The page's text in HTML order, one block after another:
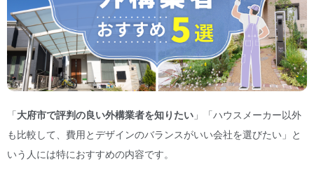
「 大府市で評判の良い外構業者を知りたい 」「ハウスメーカー以外
も比較して、費用とデザインのバランスがいい会社を選びたい」と
いう人には特におすすめの内容です。